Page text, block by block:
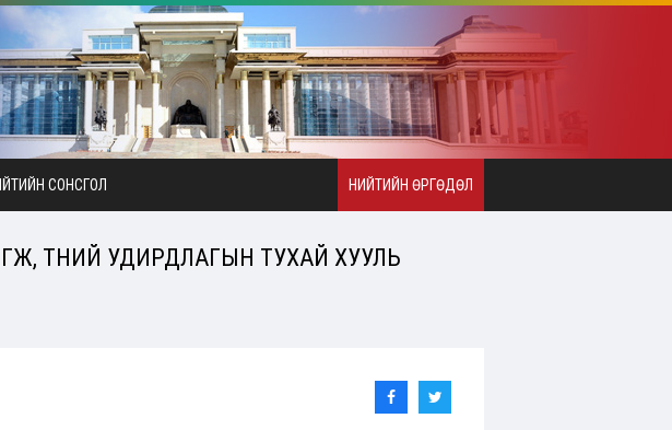
СОНСГОЛ НИЙТИЙН ӨРГӨДӨЛ
ТҮҮНИЙ УДИРДЛАГЫН ТУХАЙ ХУУЛЬ